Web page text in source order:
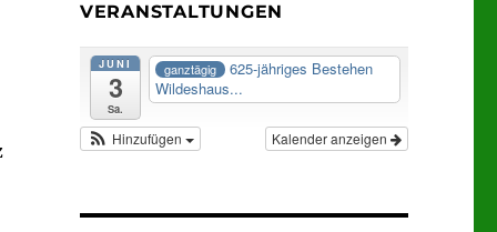
VERANSTALTUNGEN
JUNI
3
Sa.
ganztägig
625-jähriges Bestehen
Wildeshaus...
Kalender anzeigen
Hinzufügen